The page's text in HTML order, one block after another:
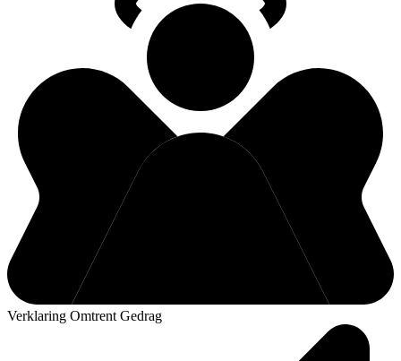
Verklaring Omtrent Gedrag